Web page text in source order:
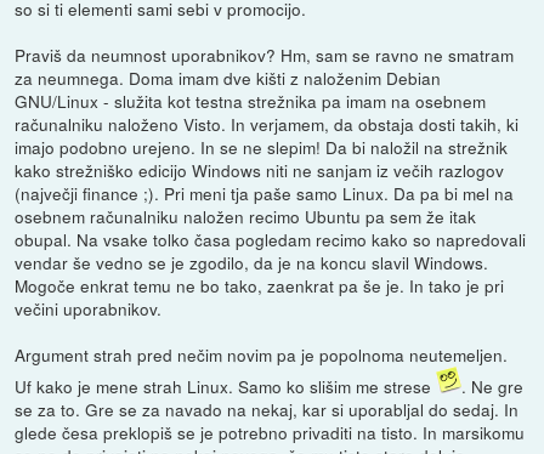
so si ti elementi sami sebi v promocijo.
Praviš da neumnost uporabnikov? Hm, sam se ravno ne smatram
za neumnega. Doma imam dve kišti z naloženim Debian
GNU/Linux - služita kot testna strežnika pa imam na osebnem
računalniku naloženo Visto. In verjamem, da obstaja dosti takih, ki
imajo podobno urejeno. In se ne slepim! Da bi naložil na strežnik
kako strežniško edicijo Windows niti ne sanjam iz večih razlogov
(največji finance ;). Pri meni tja paše samo Linux. Da pa bi mel na
osebnem računalniku naložen recimo Ubuntu pa sem že itak
obupal. Na vsake tolko časa pogledam recimo kako so napredovali
vendar še vedno se je zgodilo, da je na koncu slavil Windows.
Mogoče enkrat temu ne bo tako, zaenkrat pa še je. In tako je pri
večini uporabnikov.
Argument strah pred nečim novim pa je popolnoma neutemeljen.
Uf kako je mene strah Linux. Samo ko slišim me strese
. Ne gre
se za to. Gre se za navado na nekaj, kar si uporabljal do sedaj. In
glede česa preklopiš se je potrebno privaditi na tisto. In marsikomu